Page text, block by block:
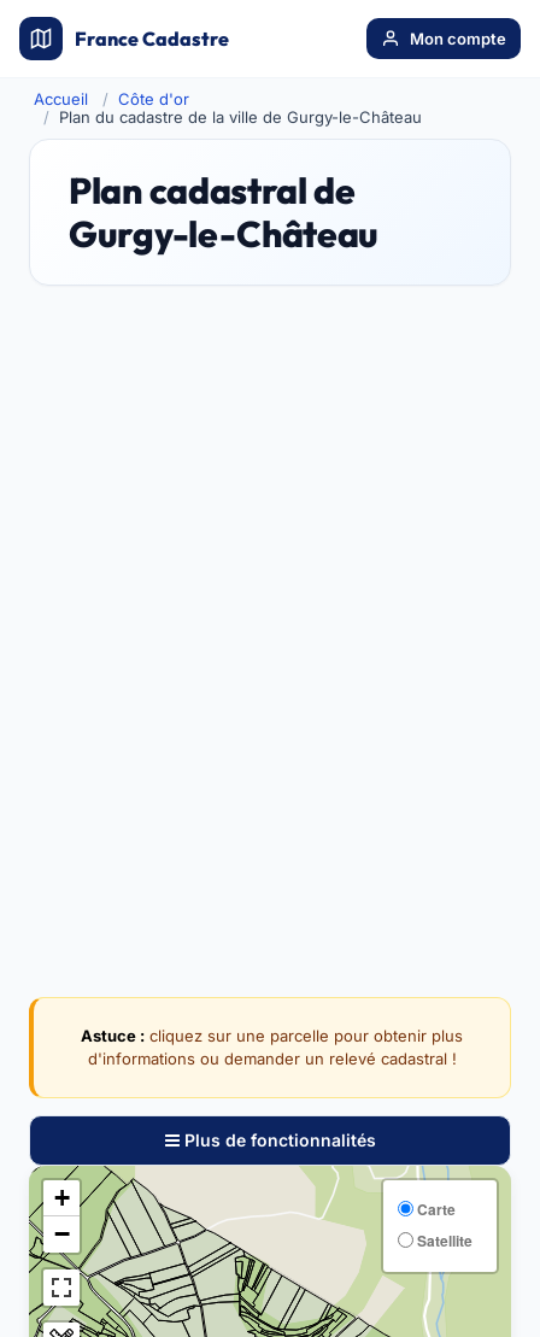
France Cadastre Mon compte
Accueil
Côte d'or
Plan du cadastre de la ville de Gurgy-le-Château
Plan cadastral de
Gurgy-le-Château
Astuce : cliquez sur une parcelle pour obtenir plus
d'informations ou demander un relevé cadastral !
Plus de fonctionnalités
+
−
Carte
Satellite